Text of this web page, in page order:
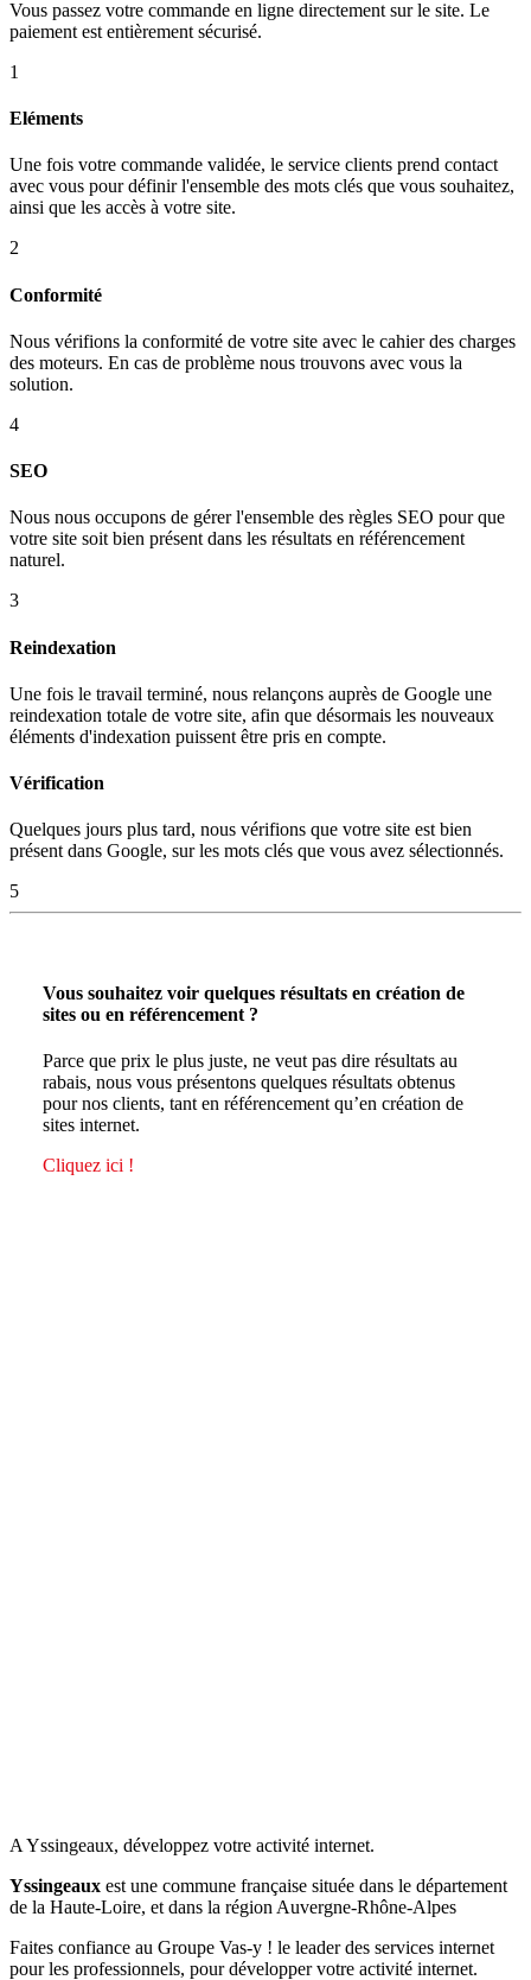
Vous passez votre commande en ligne directement sur le site. Le
paiement est entièrement sécurisé.
1
Eléments
Une fois votre commande validée, le service clients prend contact
avec vous pour définir l'ensemble des mots clés que vous souhaitez,
ainsi que les accès à votre site.
2
Conformité
Nous vérifions la conformité de votre site avec le cahier des charges
des moteurs. En cas de problème nous trouvons avec vous la
solution.
4
SEO
Nous nous occupons de gérer l'ensemble des règles SEO pour que
votre site soit bien présent dans les résultats en référencement
naturel.
3
Reindexation
Une fois le travail terminé, nous relançons auprès de Google une
reindexation totale de votre site, afin que désormais les nouveaux
éléments d'indexation puissent être pris en compte.
Vérification
Quelques jours plus tard, nous vérifions que votre site est bien
présent dans Google, sur les mots clés que vous avez sélectionnés.
5
Vous souhaitez voir quelques résultats en création de
sites ou en référencement ?
Parce que prix le plus juste, ne veut pas dire résultats au
rabais, nous vous présentons quelques résultats obtenus
pour nos clients, tant en référencement qu’en création de
sites internet.
Cliquez ici !
A Yssingeaux, développez votre activité internet.
Yssingeaux est une commune française située dans le département
de la Haute-Loire, et dans la région Auvergne-Rhône-Alpes
Faites confiance au Groupe Vas-y ! le leader des services internet
pour les professionnels, pour développer votre activité internet.